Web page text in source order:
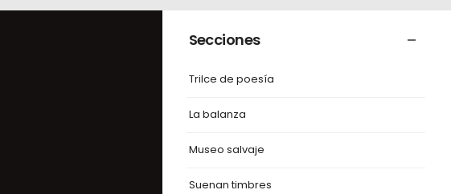
Secciones
Trilce de poesía
La balanza
Museo salvaje
Suenan timbres